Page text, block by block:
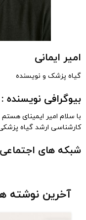
امیر ایمانی
گیاه پزشک و نویسنده
بیوگرافی نویسنده :
کارشناسی ارشد گیاه پزشکی
شبکه های اجتماعی
آخرین نوشته